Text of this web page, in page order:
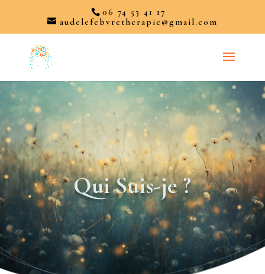
06 74 53 41 17
audelefebvretherapie@gmail.com
Qui Suis-je ?